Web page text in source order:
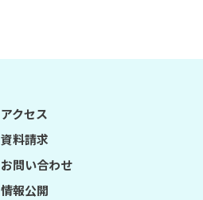
アクセス
資料請求
お問い合わせ
情報公開